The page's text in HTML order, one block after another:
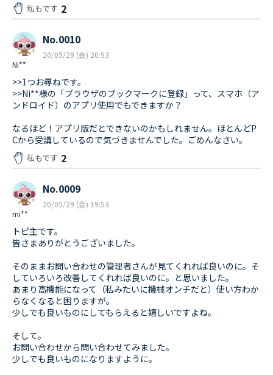
私もです 2
Ni**
No.0010
20/05/29 (金) 20:53
>>1つお尋ねです。
>>Ni**様の「ブラウザのブックマークに登録」って、スマホ（ア
ンドロイド）のアプリ使用でもできますか？
なるほど！アプリ版だとできないのかもしれません。ほとんどP
Cから受講しているので気づきませんでした。ごめんなさい。
私もです 2
mi**
No.0009
20/05/29 (金) 19:53
トピ主です。
皆さまありがとうございました。
そのままお問い合わせの管理者さんが見てくれれば良いのに。そ
していろいろ改善してくれれば良いのに。と思いました。
あまり高機能になって（私みたいに機械オンチだと）使い方わか
らなくなると困りますが。
少しでも良いものにしてもらえると嬉しいですよね。
そして。
お問い合わせから問い合わせてみました。
少しでも良いものになりますように。